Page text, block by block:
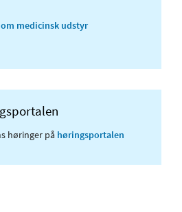
medicinsk udstyr
høringer på høringsportalen